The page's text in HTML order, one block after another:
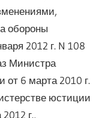
обороны
2012 г. N 108
Министра
от 6 марта 2010 г.
юстиции
г.,